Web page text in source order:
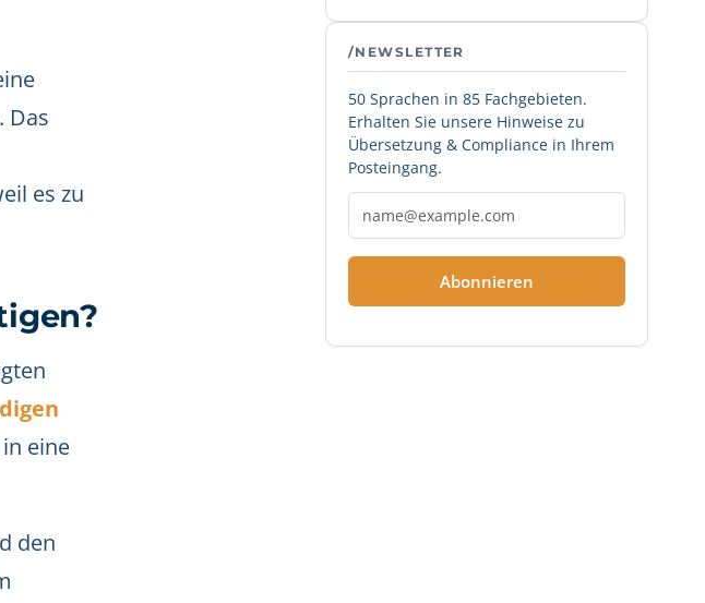
Das
es zu
eine
den
/NEWSLETTER
50 Sprachen in 85 Fachgebieten.
Erhalten Sie unsere Hinweise zu
Übersetzung & Compliance in Ihrem
Posteingang.
Abonnieren